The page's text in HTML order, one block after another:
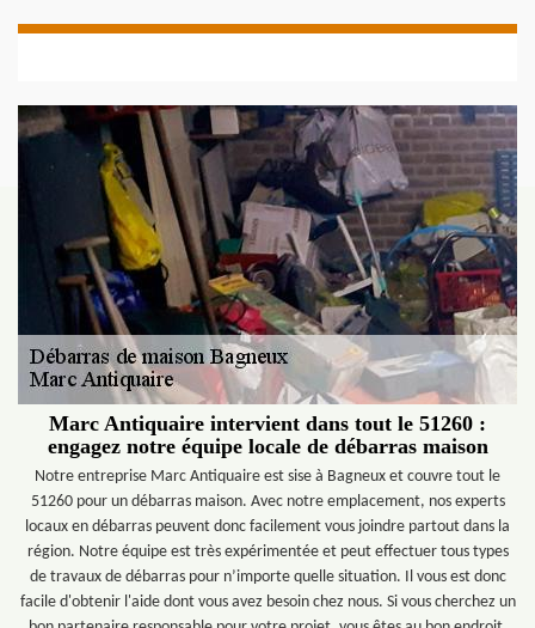
Marc Antiquaire intervient dans tout le 51260 :
engagez notre équipe locale de débarras maison
Notre entreprise Marc Antiquaire est sise à Bagneux et couvre tout le
51260 pour un débarras maison. Avec notre emplacement, nos experts
locaux en débarras peuvent donc facilement vous joindre partout dans la
région. Notre équipe est très expérimentée et peut effectuer tous types
de travaux de débarras pour n’importe quelle situation. Il vous est donc
facile d'obtenir l'aide dont vous avez besoin chez nous. Si vous cherchez un